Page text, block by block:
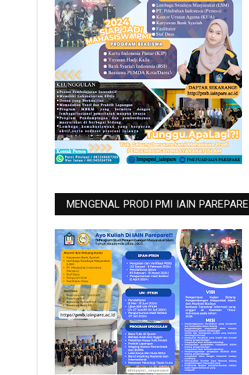
MENGENAL PRODI PMI IAIN PAREPARE